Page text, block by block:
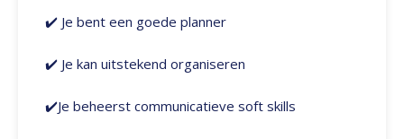
✔️ Je bent een goede planner
✔️ Je kan uitstekend organiseren
✔️Je beheerst communicatieve soft skills